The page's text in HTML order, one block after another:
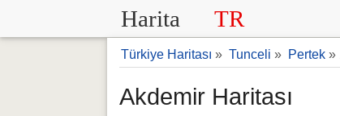
Harita TR
Türkiye Haritası » Tunceli » Pertek »
Akdemir Haritası